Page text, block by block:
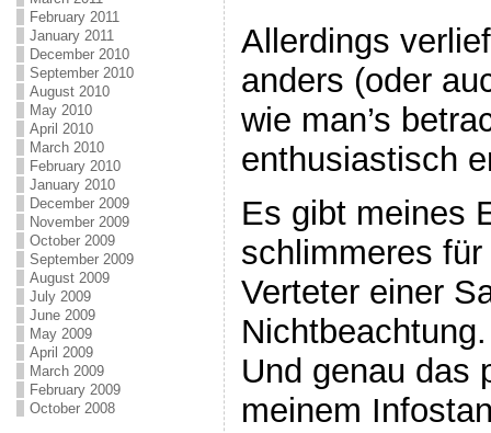
February 2011
January 2011
December 2010
September 2010
August 2010
May 2010
April 2010
March 2010
February 2010
January 2010
December 2009
November 2009
October 2009
September 2009
August 2009
July 2009
June 2009
May 2009
April 2009
March 2009
February 2009
October 2008
Allerdings
anders (oder
wie man’s
enthusiastisch
Es gibt meines
schlimmeres
Verteter einer
Nichtbeachtung.
Und genau das
meinem